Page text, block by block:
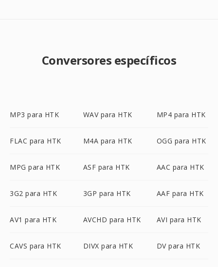
Conversores específicos
MP3 para HTK WAV para HTK MP4 para HTK
FLAC para HTK M4A para HTK OGG para HTK
MPG para HTK ASF para HTK AAC para HTK
3G2 para HTK 3GP para HTK AAF para HTK
AV1 para HTK AVCHD para HTK AVI para HTK
CAVS para HTK DIVX para HTK DV para HTK